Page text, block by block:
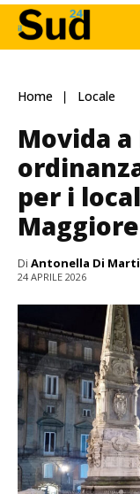
Home Locale
Movida
per i
Maggiore
Di Antonella Di
24 APRILE 2026